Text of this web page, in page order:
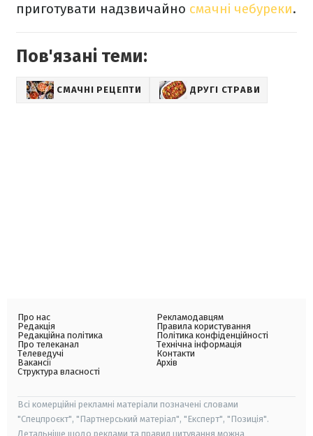
приготувати надзвичайно смачні чебуреки.
Пов'язані теми:
СМАЧНІ РЕЦЕПТИ ДРУГІ СТРАВИ
Про нас
Редакція
Редакційна політика
Про телеканал
Телеведучі
Вакансії
Структура власності
Рекламодавцям
Правила користування
Політика конфіденційності
Технічна інформація
Контакти
Архів
Всі комерційні рекламні матеріали позначені словами
"Спецпроєкт", "Партнерський матеріал", "Експерт", "Позиція".
Детальніше щодо реклами та правил цитування можна